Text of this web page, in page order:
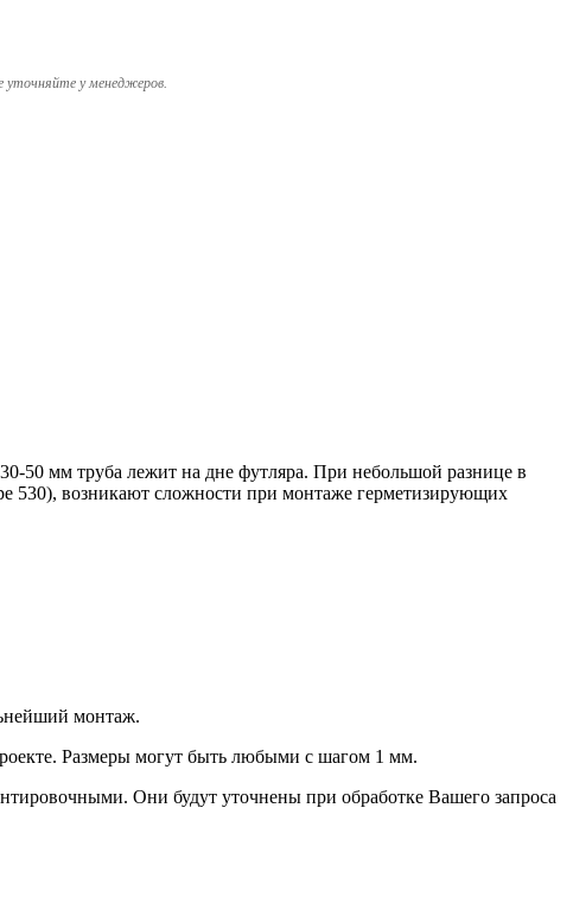
уточняйте у менеджеров.
50 мм труба лежит на дне футляра. При небольшой разнице в
530), возникают сложности при монтаже герметизирующих
монтаж.
Размеры могут быть любыми с шагом 1 мм.
Они будут уточнены при обработке Вашего запроса